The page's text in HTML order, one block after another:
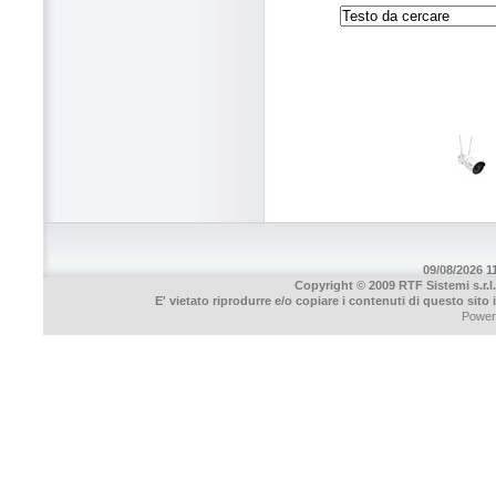
09/08/2026
Copyright © 2009 RTF Sistemi
E' vietato riprodurre e/o copiare i contenuti di questo